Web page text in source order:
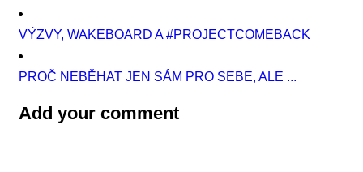
VÝZVY, WAKEBOARD A #PROJECTCOMEBACK
PROČ NEBĚHAT JEN SÁM PRO SEBE, ALE ...
Add your comment